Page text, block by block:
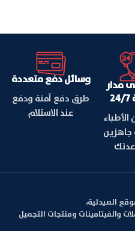
مدار
جاهزين
وسائل دفع متعددة
طرق دفع آمنة ودفع
عند الاستلام
الصيدلية،
والفيتامينات ومنتجات التجميل